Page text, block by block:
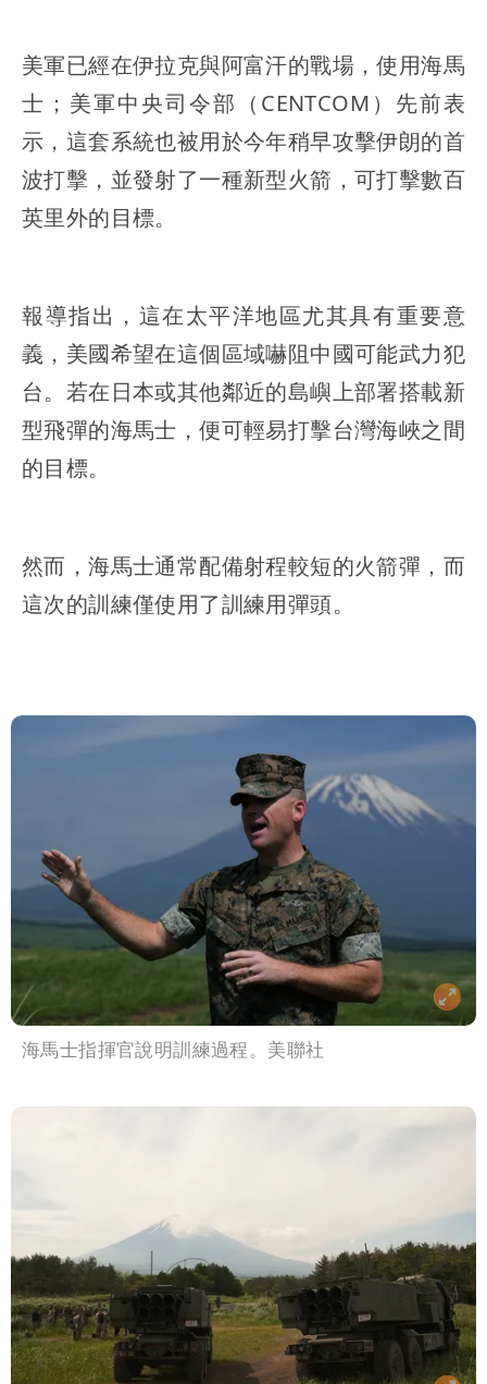
美軍已經在伊拉克與阿富汗的戰場，使用海馬
士；美軍中央司令部（CENTCOM）先前表
示，這套系統也被用於今年稍早攻擊伊朗的首
波打擊，並發射了一種新型火箭，可打擊數百
英里外的目標。
報導指出，這在太平洋地區尤其具有重要意
義，美國希望在這個區域嚇阻中國可能武力犯
台。若在日本或其他鄰近的島嶼上部署搭載新
型飛彈的海馬士，便可輕易打擊台灣海峽之間
的目標。
然而，海馬士通常配備射程較短的火箭彈，而
這次的訓練僅使用了訓練用彈頭。
海馬士指揮官說明訓練過程。美聯社